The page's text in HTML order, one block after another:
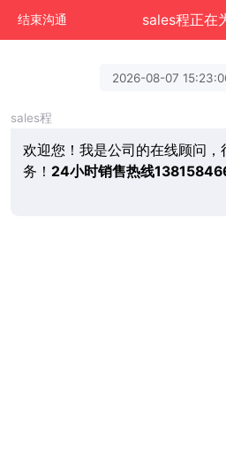
结束沟通 sales程正在
2026-08-07
sales程
欢迎您！我是公司的在线顾问，
务！ 24小时销售热线